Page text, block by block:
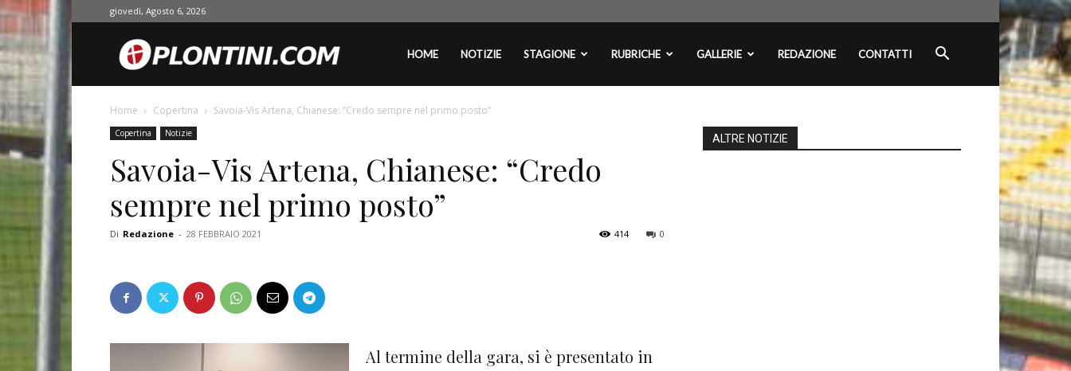
giovedì, Agosto 6, 2026
Oplontini.comHOME NOTIZIE STAGIONE RUBRICHE GALLERIE REDAZIONE CONTATTI
Home Copertina Savoia-Vis Artena, Chianese: “Credo sempre nel primo posto”
Copertina Notizie
Savoia-Vis Artena, Chianese: “Credo
sempre nel primo posto”
Di Redazione - 28 FEBBRAIO 2021 0
414
Al termine della gara, si è presentato in
ALTRE NOTIZIE